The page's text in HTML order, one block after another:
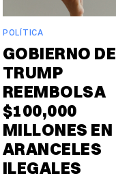
POLÍTICA
GOBIERNO DE
TRUMP
REEMBOLSA
$100,000
MILLONES EN
ARANCELES
ILEGALES